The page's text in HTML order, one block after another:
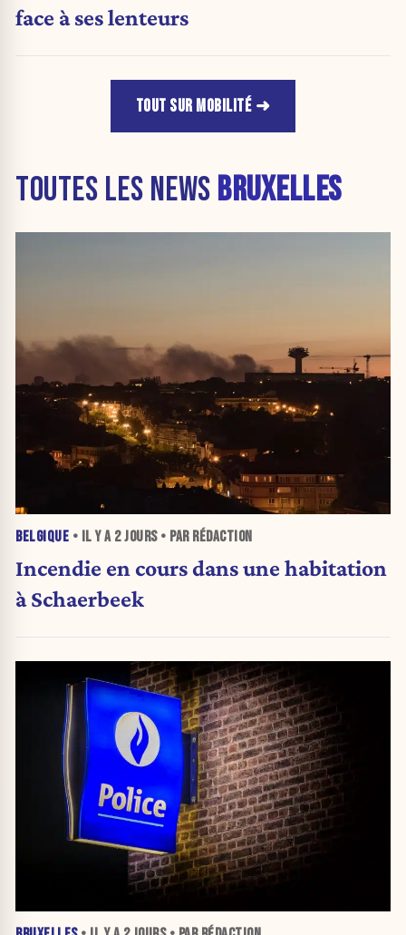
face à ses lenteurs
TOUT SUR MOBILITÉ
TOUTES LES NEWS BRUXELLES
BELGIQUE • IL Y A 2 JOURS• PAR RÉDACTION
Incendie en cours dans une habitation
à Schaerbeek